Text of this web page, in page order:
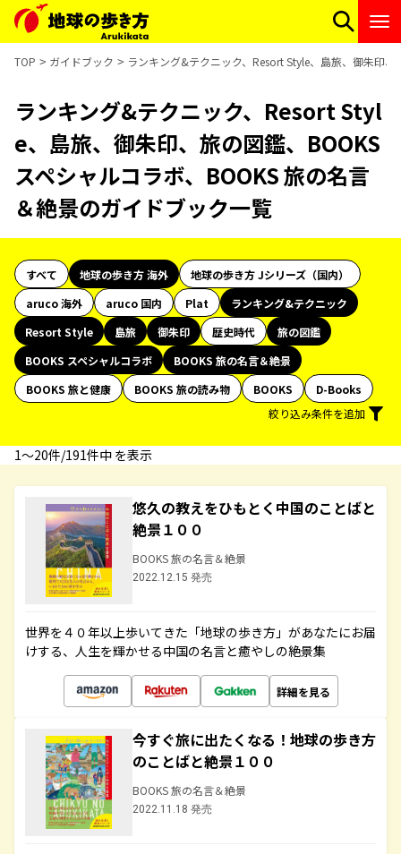
TOP ガイドブック ランキング&テクニック、Resort Style、島旅、御朱印
ランキング&テクニック、Resort Styl
e、島旅、御朱印、旅の図鑑、BOOKS
スペシャルコラボ、BOOKS 旅の名言
＆絶景のガイドブック一覧
すべて 地球の歩き方 海外
地球の歩き方 Jシリーズ（国内）
aruco 海外
aruco 国内 Plat
ランキング&テクニック
Resort Style
島旅 御朱印 歴史時代
旅の図鑑
BOOKS スペシャルコラボ
BOOKS 旅の名言＆絶景
BOOKS 旅と健康
BOOKS 旅の読み物 BOOKS
D-Books
絞り込み条件を追加
1〜20件/191件中 を表示
悠久の教えをひもとく中国のことばと
絶景１００
BOOKS 旅の名言＆絶景
2022.12.15 発売
世界を４０年以上歩いてきた「地球の歩き方」があなたにお届
けする、人生を輝かせる中国の名言と癒やしの絶景集
詳細を見る
今すぐ旅に出たくなる！地球の歩き方
のことばと絶景１００
BOOKS 旅の名言＆絶景
2022.11.18 発売